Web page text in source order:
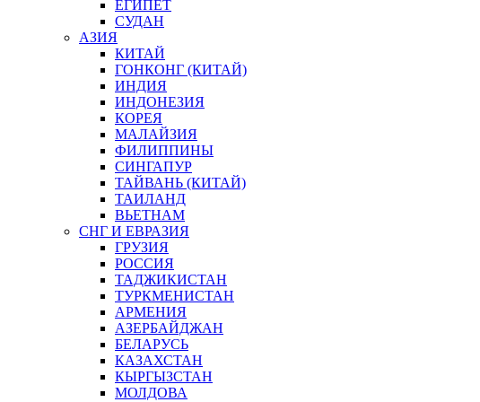
ЕГИПЕТ
СУДАН
АЗИЯ
КИТАЙ
ГОНКОНГ (КИТАЙ)
ИНДИЯ
ИНДОНЕЗИЯ
КОРЕЯ
МАЛАЙЗИЯ
ФИЛИППИНЫ
СИНГАПУР
ТАЙВАНЬ (КИТАЙ)
ТАИЛАНД
ВЬЕТНАМ
СНГ И ЕВРАЗИЯ
ГРУЗИЯ
РОССИЯ
ТАДЖИКИСТАН
ТУРКМЕНИСТАН
АРМЕНИЯ
АЗЕРБАЙДЖАН
БЕЛАРУСЬ
КАЗАХСТАН
КЫРГЫЗСТАН
МОЛДОВА